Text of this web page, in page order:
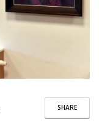
SHARE